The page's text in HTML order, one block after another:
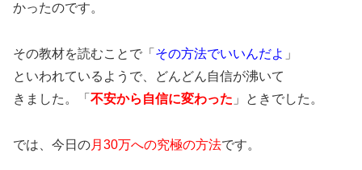
かったのです。
その教材を読むことで「 その方法でいいんだよ 」
といわれているようで、どんどん自信が沸いて
きました。「 不安から自信に変わった 」ときでした。
では、今日の月30万への究極の方法です。